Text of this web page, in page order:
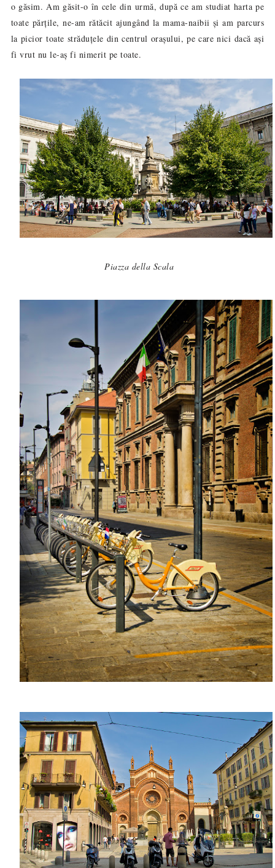
o găsim. Am găsit-o în cele din urmă, după ce am studiat harta pe
toate părțile, ne-am rătăcit ajungând la mama-naibii și am parcurs
la picior toate străduțele din centrul orașului, pe care nici dacă ași
fi vrut nu le-aș fi nimerit pe toate.
Piazza della Scala